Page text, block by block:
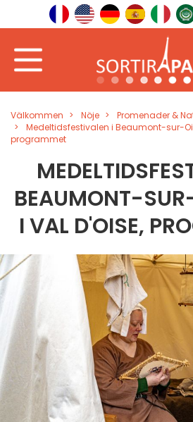
Välkommen Nöje
Promenader &
Medeltidsfestivalen i Beaumont-sur-
programmet
BEAUMONT-
I VAL D'OISE,